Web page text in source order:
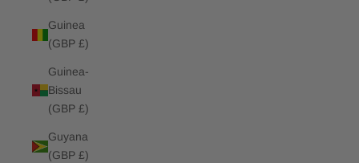
Guinea
(GBP £)
Guinea-
Bissau
(GBP £)
Guyana
(GBP £)